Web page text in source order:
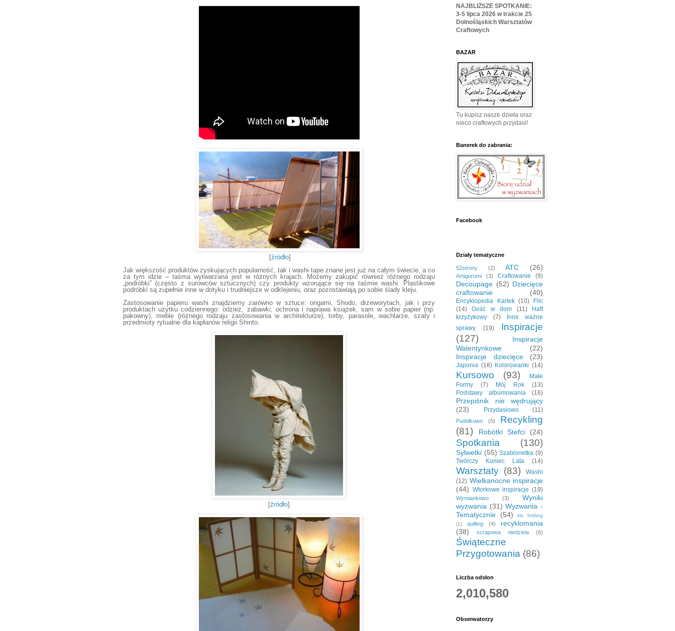
[źródło]
Jak większość produktów zyskujących popularność, tak i washi tape znane jest już na całym świecie, a co
za tym idzie – taśma wytwarzana jest w różnych krajach. Możemy zakupić również różnego rodzaju
„podróbki”(często z surowców sztucznych)czy produkty wzorujące się na taśmie washi. P lastikowe
podróbki są zupełnie inne w dotyku i trudniejsze w odklejeniu, oraz pozostawiają po sobie ślady kleju.
Zastosowanie papieru washi znajdziemy zarówno w sztuce: origami, Shodo, drzeworytach, jak i przy
produktach użytku codziennego: odzież, zabawki, ochrona i naprawa książek, sam w sobie papier (np.
pakowny), meble (różnego rodzaju zastosowania w architekturze), torby, parasole, wachlarze, szaty i
przedmioty rytualne dla kapłanów religii Shinto.
[źródło]
NAJBLIŻSZE SPOTKANIE:
3-5 lipca 2026 w trakcie 25
Dolnośląskich Warsztatów
Craftowych
BAZAR
Tu kupisz nasze dzieła oraz
nieco craftowych przydasi!
Banerek do zabrania:
Facebook
Działy tematyczne
52strony (2) ATC (26)
Amigurumi (3) Craftowanie (9)
Decoupage (52) Dziecięce
craftowanie
(40)
Encyklopedia Kartek (10)
Filc
(14)
Gość w dom (11)
Haft
krzyżykowy
(7)
Inne ważne
sprawy
(19)
Inspiracje
(127)
Inspiracje
Walentynkowe
(22)
Inspiracje dziecięce
(23)
Japonia (18) Kolorowanki (14)
Kursowo (93)
Małe
Formy
(7) Mój Rok
(13)
Podstawy albumowania
(16)
Przepiśnik nie wędrujący
(23)
Przydasiowo (11)
Pudełkowo (5)
Recykling
(81)
Robótki Stefci (24)
Spotkania (130)
Sylwetki (55) Szablonetka (9)
Twórczy Koniec Lata
(14)
Warsztaty (83)
Washi
(12) Wielkanocne inspiracje
(44) Wtorkowe inspiracje (19)
Wymiankowo (3)
Wyniki
wyzwania (31) Wyzwania -
Tematycznie
(54)
iris folding
(1)
quilling (4)
recyklomania
(38)
scrapowa niedziela (6)
Świąteczne
Przygotowania (86)
Liczba odsłon
2,010,580
Obserwatorzy